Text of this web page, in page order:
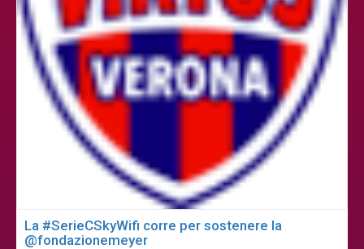
La #SerieCSkyWifi corre per sostenere la
@fondazionemeyer